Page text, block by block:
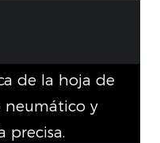
de la hoja de
neumático y
precisa.